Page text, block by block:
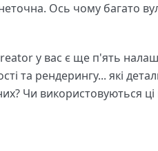
Ось чому багато
у вас є ще п'ять
та рендерингу... які
Чи використовуються ці